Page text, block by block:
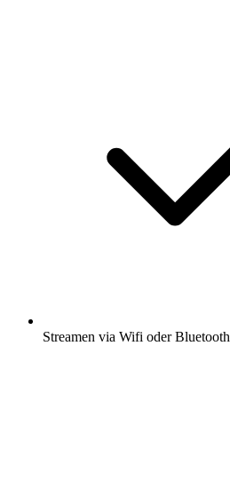
Streamen via Wifi oder Bluetooth